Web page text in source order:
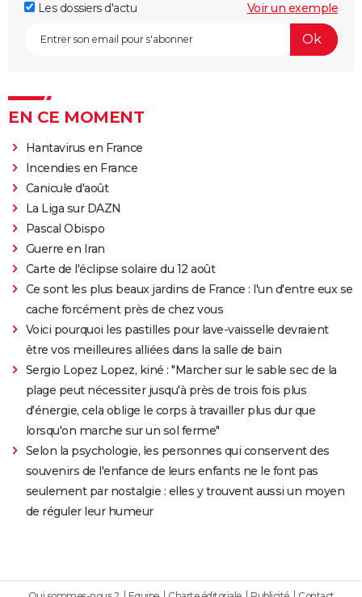
Les dossiers d'actu
Voir un exemple
EN CE MOMENT
Hantavirus en France
Incendies en France
Canicule d'août
La Liga sur DAZN
Pascal Obispo
Guerre en Iran
Carte de l'éclipse solaire du 12 août
Ce sont les plus beaux jardins de France : l'un d'entre eux se
cache forcément près de chez vous
Voici pourquoi les pastilles pour lave-vaisselle devraient
être vos meilleures alliées dans la salle de bain
Sergio Lopez Lopez, kiné : "Marcher sur le sable sec de la
plage peut nécessiter jusqu'à près de trois fois plus
d'énergie, cela oblige le corps à travailler plus dur que
lorsqu'on marche sur un sol ferme"
Selon la psychologie, les personnes qui conservent des
souvenirs de l'enfance de leurs enfants ne le font pas
seulement par nostalgie : elles y trouvent aussi un moyen
de réguler leur humeur